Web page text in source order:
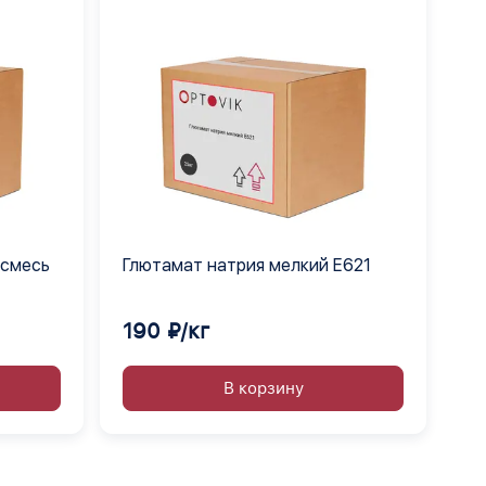
Глютамат натрия мелкий Е621
190 ₽/кг
В корзину